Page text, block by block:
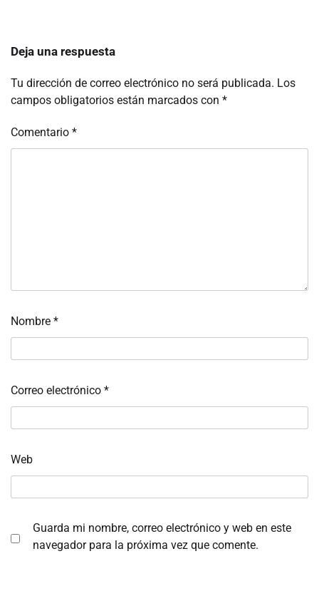
Deja una respuesta
Tu dirección de correo electrónico no será publicada. Los
campos obligatorios están marcados con *
Comentario *
Nombre *
Correo electrónico *
Web
Guarda mi nombre, correo electrónico y web en este
navegador para la próxima vez que comente.